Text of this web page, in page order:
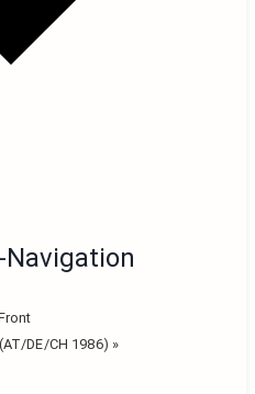
DE/CH 1986) »